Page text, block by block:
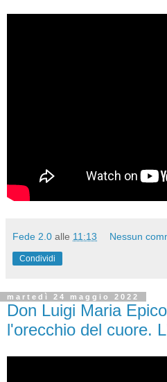
Fede 2.0 alle 11:13 Nessun
Condividi
martedì 24 maggio 2022
Don Luigi Maria
l'orecchio del cuore.